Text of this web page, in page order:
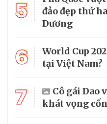
5
đảo đẹp thứ
Dương
6
World Cup
tại Việt Nam?
7
Cô gái Dao
khát vọng